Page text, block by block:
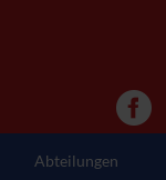
Abteilungen